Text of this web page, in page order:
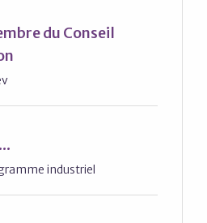
du Conseil
industriel